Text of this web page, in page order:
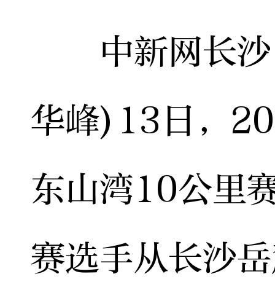
中新网长沙
华峰)13日，
东山湾10公里
赛选手从长沙